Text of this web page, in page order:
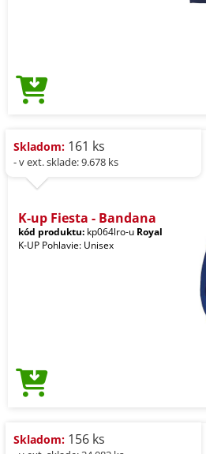
Skladom: 161 ks
- v ext. sklade: 9.678 ks
K-up Fiesta - Bandana
kód produktu: kp064lro-u Royal
K-UP Pohlavie: Unisex
Skladom: 156 ks